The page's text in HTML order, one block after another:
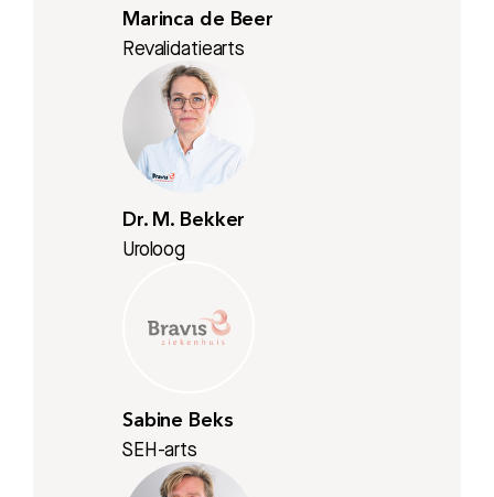
Marinca de Beer
Revalidatiearts
Dr. M. Bekker
Uroloog
Sabine Beks
SEH-arts